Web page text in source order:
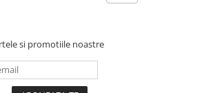
si promotiile noastre